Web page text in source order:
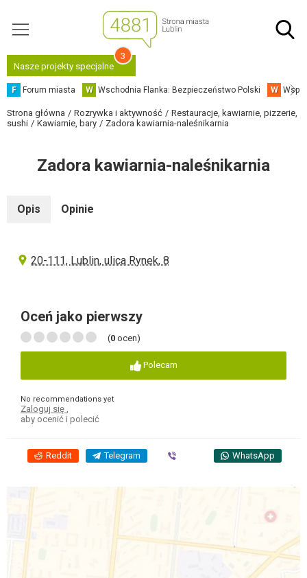
Nasze projekty specjalne
3
F Forum miasta W Wschodnia Flanka: Bezpieczeństwo Polski W
Strona główna Rozrywka i aktywność
Restauracje, kawiarnie, pizzerie,
sushi
Kawiarnie, bary Zadora kawiarnia-naleśnikarnia
Zadora kawiarnia-naleśnikarnia
Opis Opinie
20-111, Lublin, ulica Rynek, 8
Oceń jako pierwszy
(0 ocen)
Polecam
No recommendations yet
Zaloguj się
aby ocenić i polecić
Reddit Telegram WhatsApp